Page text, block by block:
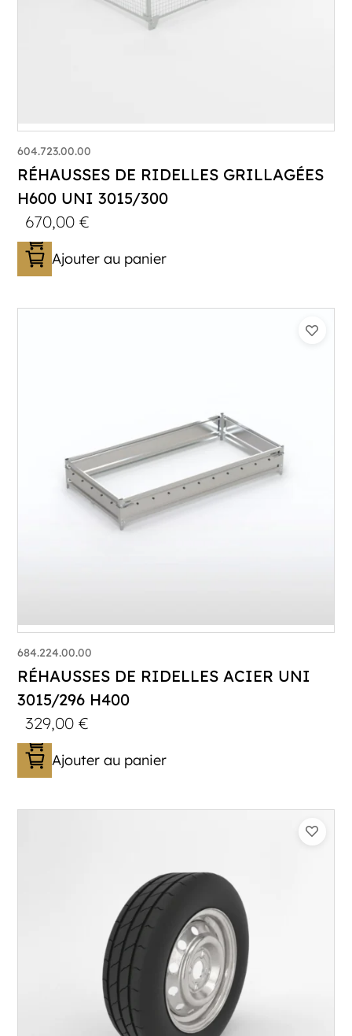
604.723.00.00
RÉHAUSSES DE RIDELLES GRILLAGÉES
H600 UNI 3015/300
670,00€
Ajouter au panier
684.224.00.00
RÉHAUSSES DE RIDELLES ACIER UNI
3015/296 H400
329,00€
Ajouter au panier